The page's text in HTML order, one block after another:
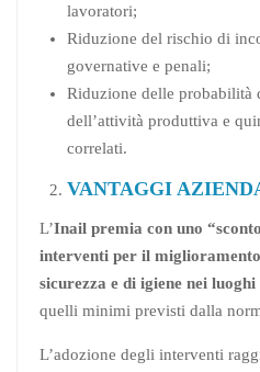
lavoratori;
Riduzione del rischio di
governative e penali;
Riduzione delle
dell’attività produttiva e
correlati.
VANTAGGI
L’Inail premia con uno
interventi per il
sicurezza e di igiene nei
quelli minimi previsti dalla
L’adozione degli interventi